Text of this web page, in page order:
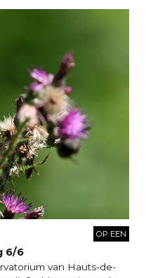
OP EEN
6/6
van Hauts-de-